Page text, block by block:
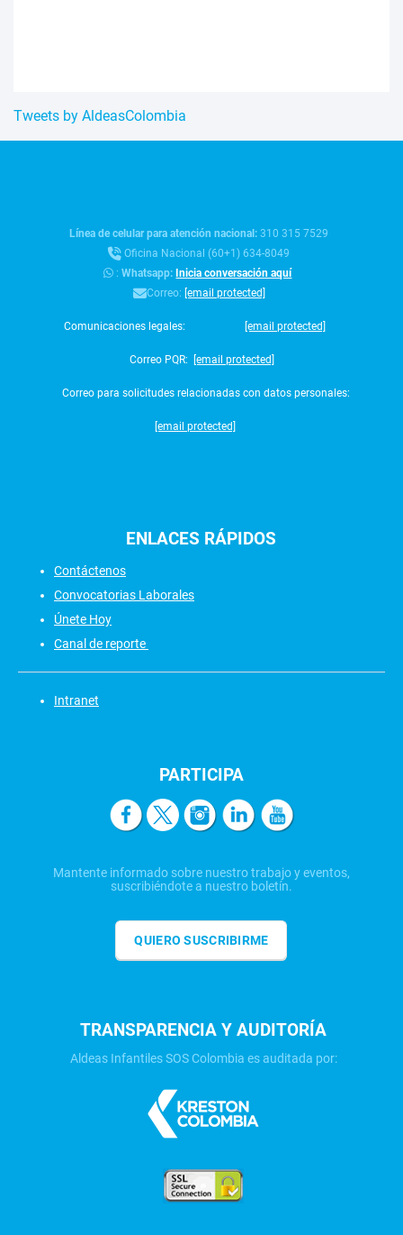
Tweets by AldeasColombia
Línea de celular para atención nacional:310 315 7529
Oficina Nacional (60+1) 634-8049
:Whatsapp: Inicia conversación aquí
Correo: [email protected]
Comunicaciones legales: [email protected]
Correo PQR: [email protected]
Correo para solicitudes relacionadas con datos personales:
[email protected]
ENLACES RÁPIDOS
Contáctenos
Convocatorias Laborales
Únete Hoy
Canal de reporte
Intranet
PARTICIPA
Mantente informado sobre nuestro trabajo y eventos,
suscribiéndote a nuestro boletín.
QUIERO SUSCRIBIRME
TRANSPARENCIA Y AUDITORÍA
Aldeas Infantiles SOS Colombia es auditada por: